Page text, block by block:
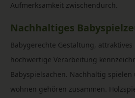
Aufmerksamkeit zwischendurch.
Nachhaltiges
Babygerechte Gestaltung, attraktives
hochwertige Verarbeitung
Babyspielsachen. Nachhaltig
wohnen gehören zusammen.